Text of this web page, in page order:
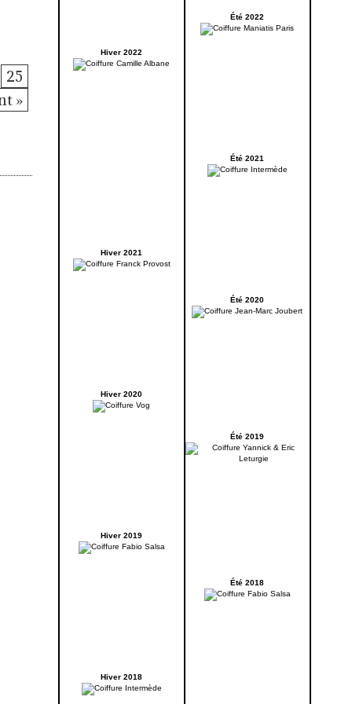
25
»
Hiver 2022
Hiver 2021
Hiver 2020
Hiver 2019
Hiver 2018
Été 2022
Été 2021
Été 2020
Été 2019
Été 2018